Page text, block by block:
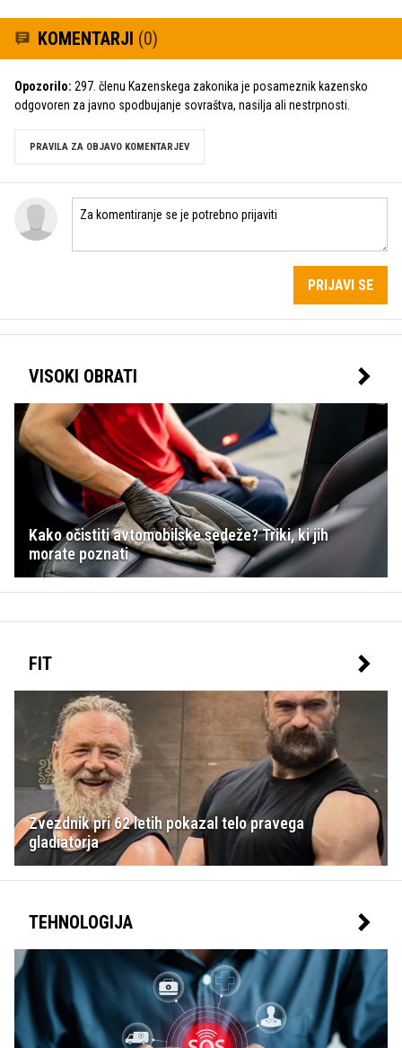
KOMENTARJI (0)
Opozorilo: 297. členu Kazenskega zakonika je posameznik kazensko
odgovoren za javno spodbujanje sovraštva, nasilja ali nestrpnosti.
PRAVILA ZA OBJAVO KOMENTARJEV
PRIJAVI SE
VISOKI OBRATI
Kako očistiti avtomobilske sedeže? Triki, ki jih
morate poznati
FIT
Zvezdnik pri 62 letih pokazal telo pravega
gladiatorja
TEHNOLOGIJA